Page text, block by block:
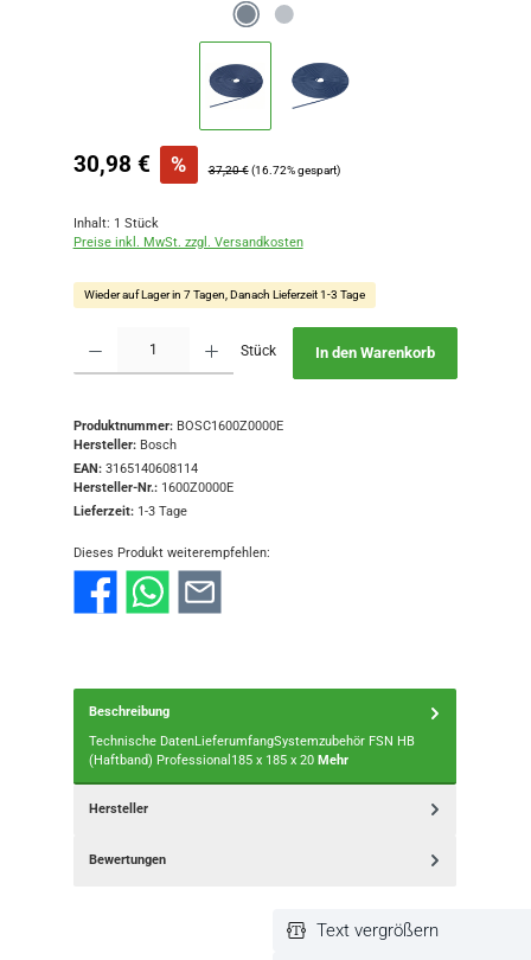
Verkaufspreis:
30,98 € % Regulärer Preis:
37,20 € (16.72% gespart)
Inhalt: 1 Stück
Preise inkl. MwSt. zzgl. Versandkosten
Wieder auf Lager in 7 Tagen, Danach Lieferzeit 1-3 Tage
Stück In den Warenkorb
Produktnummer: BOSC1600Z0000E
Hersteller: Bosch
EAN: 3165140608114
Hersteller-Nr.: 1600Z0000E
Lieferzeit: 1-3 Tage
Dieses Produkt weiterempfehlen:
Beschreibung
Technische DatenLieferumfangSystemzubehör FSN HB
(Haftband) Professional185 x 185 x 20 Mehr
Hersteller
Bewertungen
Text vergrößern